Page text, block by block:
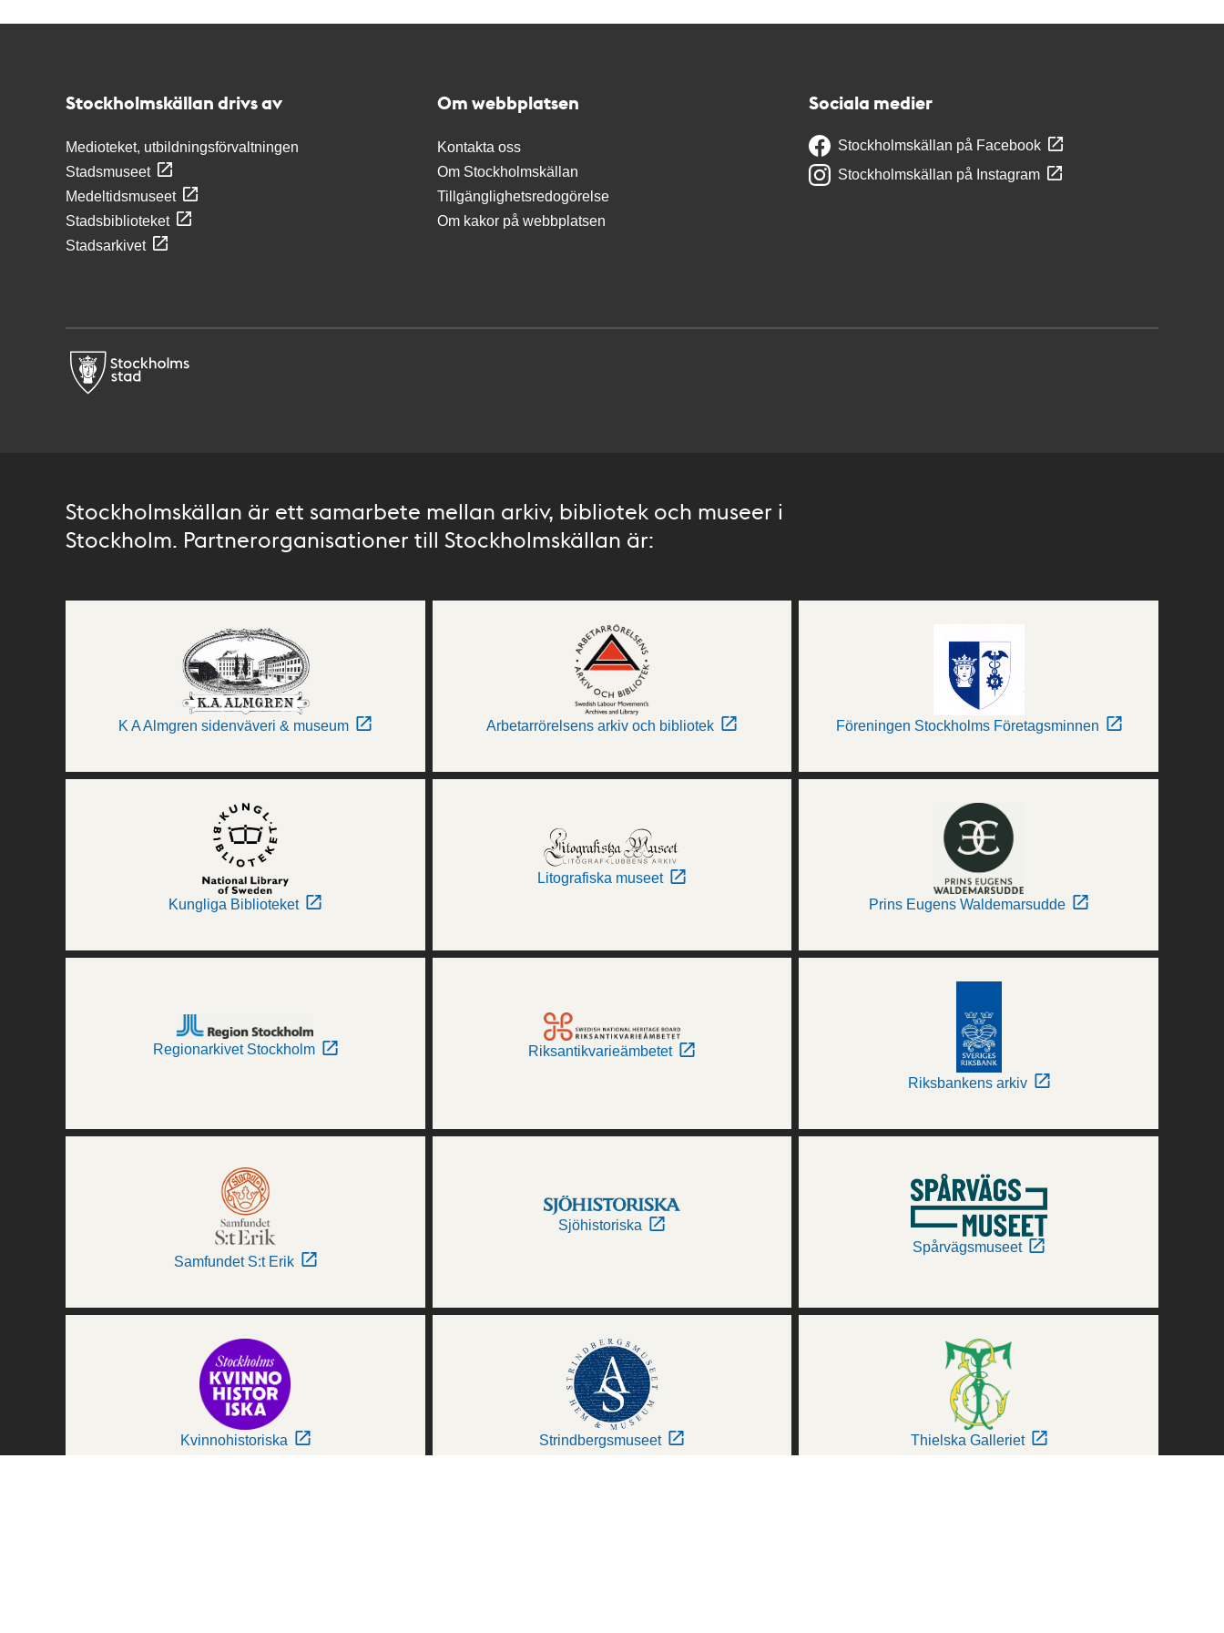
Stockholmskällan drivs av
Medioteket, utbildningsförvaltningen
Stadsmuseet
Medeltidsmuseet
Stadsbiblioteket
Stadsarkivet
Om webbplatsen
Kontakta oss
Om Stockholmskällan
Tillgänglighetsredogörelse
Om kakor på webbplatsen
Sociala medier
Stockholmskällan på Facebook
Stockholmskällan på Instagram
Stockholmskällan är ett samarbete mellan arkiv, bibliotek och museer i
Stockholm. Partnerorganisationer till Stockholmskällan är:
K A Almgren sidenväveri & museum Arbetarrörelsens arkiv och bibliotek Föreningen Stockholms Företagsminnen
Kungliga Biblioteket
Litografiska museet
Prins Eugens Waldemarsudde
Regionarkivet Stockholm Riksantikvarieämbetet
Riksbankens arkiv
Samfundet S:t Erik
Sjöhistoriska
Spårvägsmuseet
Kvinnohistoriska Strindbergsmuseet Thielska Galleriet